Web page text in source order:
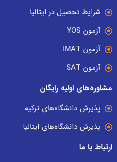
شرایط تحصیل در ایتالیا
آزمون YOS
آزمون IMAT
آزمون SAT
مشاوره‌های اولیه رایگان
پذیرش دانشگاه‌های ترکیه
پذیرش دانشگاه‌های ایتالیا
ارتباط با ما